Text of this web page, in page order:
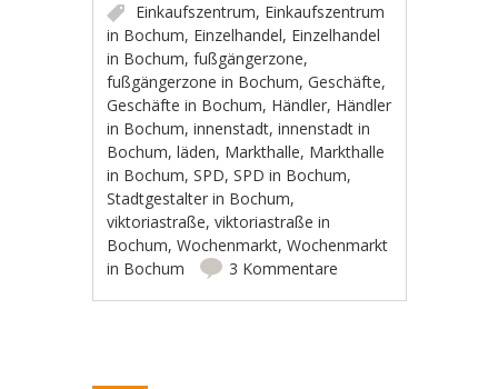
Einkaufszentrum, Einkaufszentrum
in Bochum, Einzelhandel, Einzelhandel
in Bochum,fußgängerzone,
fußgängerzone in Bochum,Geschäfte,
Geschäfte in Bochum, Händler, Händler
in Bochum,innenstadt,innenstadt in
Bochum,läden, Markthalle, Markthalle
in Bochum,SPD,SPD in Bochum,
Stadtgestalter in Bochum,
viktoriastraße,viktoriastraße in
Bochum,Wochenmarkt,Wochenmarkt
in Bochum
3 Kommentare